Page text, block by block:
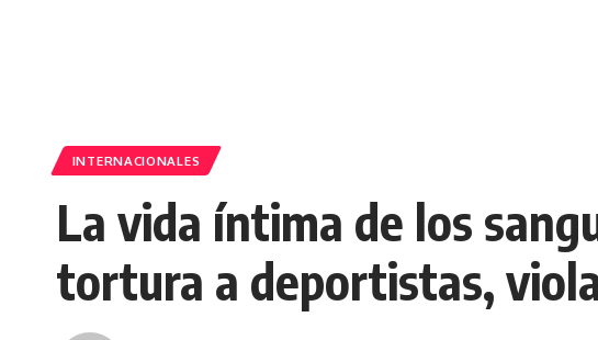
INTERNACIONALES
La vida íntima de los
tortura a deportistas,